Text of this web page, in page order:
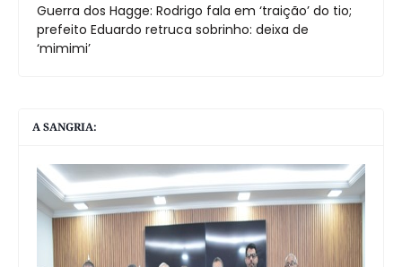
Guerra dos Hagge: Rodrigo fala em ‘traição’ do tio;
prefeito Eduardo retruca sobrinho: deixa de
‘mimimi’
A SANGRIA: